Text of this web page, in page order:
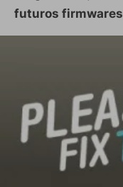
futuros firmwares